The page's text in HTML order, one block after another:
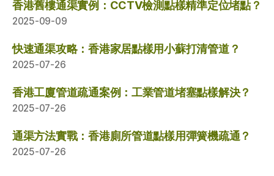
香港舊樓通渠實例：CCTV檢測點樣精準定位堵點？
2025-09-09
快速通渠攻略：香港家居點樣用小蘇打清管道？
2025-07-26
香港工廈管道疏通案例：工業管道堵塞點樣解決？
2025-07-26
通渠方法實戰：香港廁所管道點樣用彈簧機疏通？
2025-07-26